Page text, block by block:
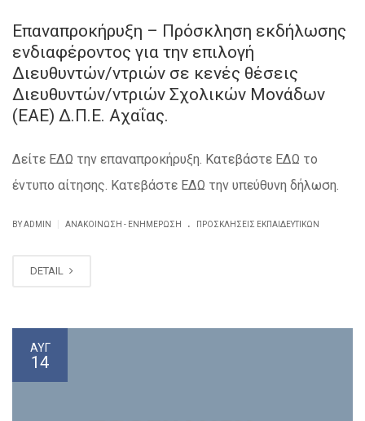
Επαναπροκήρυξη – Πρόσκληση εκδήλωσης
ενδιαφέροντος για την επιλογή
Διευθυντών/ντριών σε κενές θέσεις
Διευθυντών/ντριών Σχολικών Μονάδων
(ΕΑΕ) Δ.Π.Ε. Αχαΐας.
Δείτε ΕΔΩ την επαναπροκήρυξη. Κατεβάστε ΕΔΩ το
έντυπο αίτησης. Κατεβάστε ΕΔΩ την υπεύθυνη δήλωση.
BY ADMIN ΑΝΑΚΟΊΝΩΣΗ - ΕΝΗΜΈΡΩΣΗ . ΠΡΟΣΚΛΗΣΕΙΣ ΕΚΠΑΙΔΕΥΤΙΚΏΝ
DETAIL
ΑΥΓ
14